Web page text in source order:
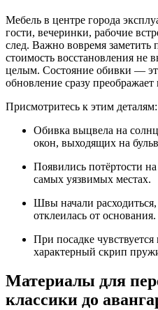
Мебель в центре города
гости, вечеринки, рабочие
след. Важно вовремя заметить
стоимость восстановления не
целым. Состояние обивки —
обновление сразу преображает
Присмотритесь к этим деталям:
Обивка выцвела на
окон, выходящих на
Появились потёртости
самых уязвимых местах.
Швы начали
отклеилась от основания.
При посадке
характерный скрип
Материалы для
классики до